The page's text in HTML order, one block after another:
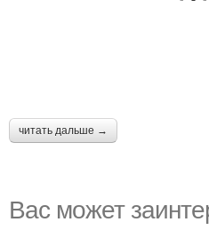
читать дальше →
Вас может